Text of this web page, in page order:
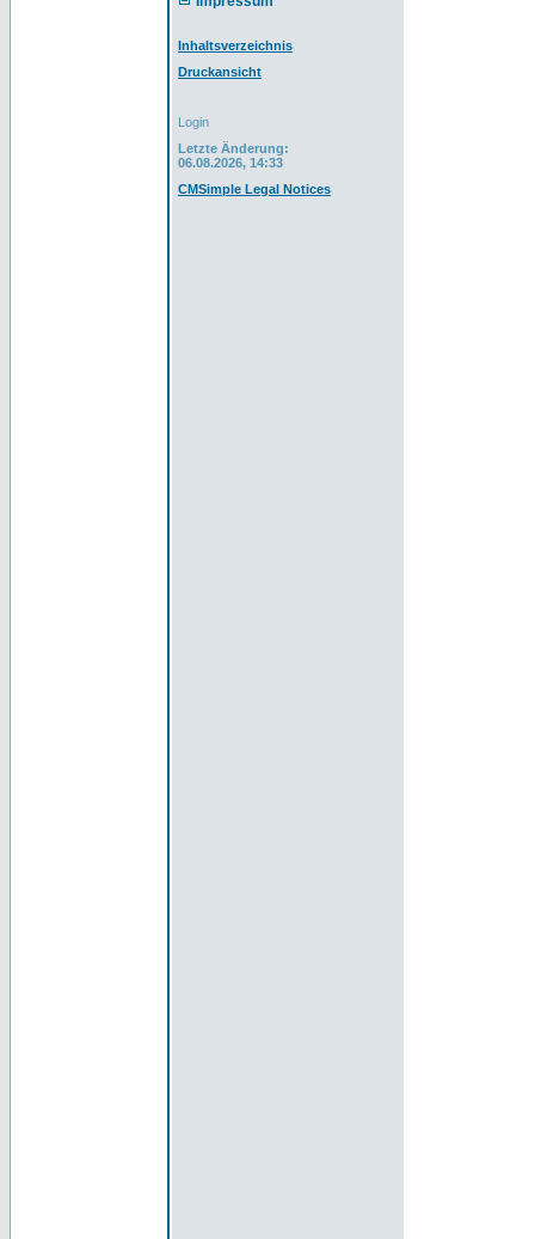
Inhaltsverzeichnis
Druckansicht
Login
Letzte Änderung:
06.08.2026, 14:33
CMSimple Legal Notices